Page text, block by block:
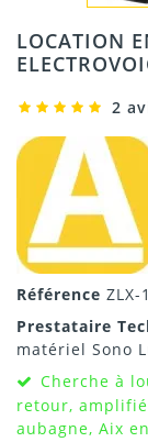
LOCATION
2
Référence ZLX-
Prestataire
matériel Sono
Cherche à
retour,
aubagne, Aix